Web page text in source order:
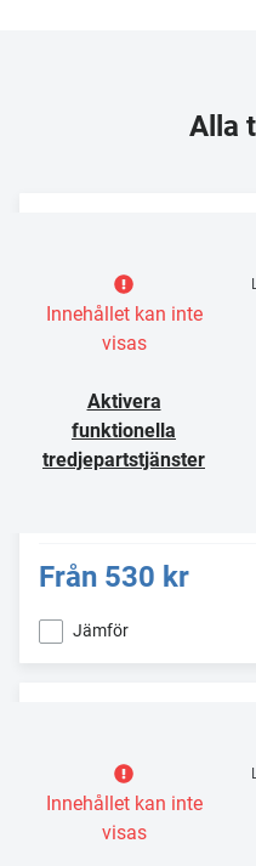
Alla
Innehållet kan inte
visas
Aktivera
funktionella
tredjepartstjänster
(3
Från 530 kr
Jämför
Innehållet kan inte
visas
(1